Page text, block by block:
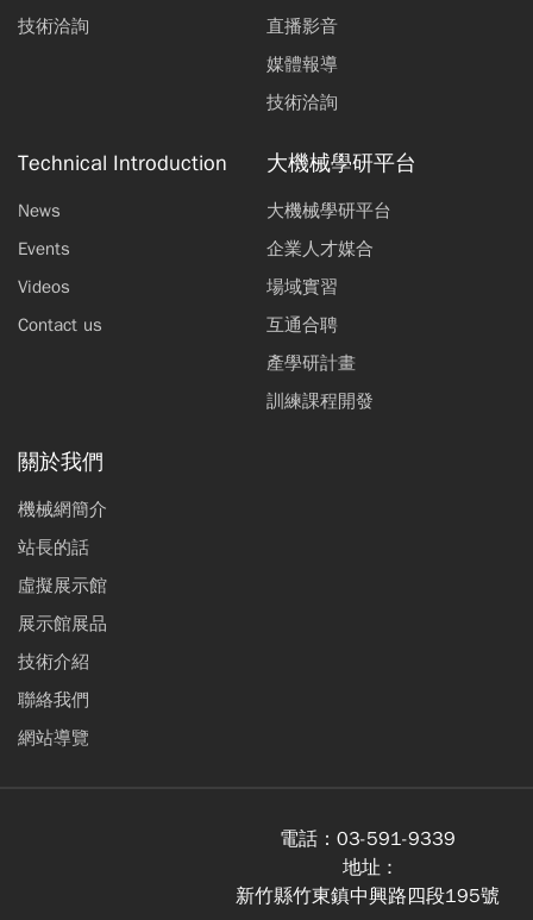
技術洽詢
直播影音
媒體報導
技術洽詢
Technical Introduction
News
Events
Videos
Contact us
大機械學研平台
大機械學研平台
企業人才媒合
場域實習
互通合聘
產學研計畫
訓練課程開發
關於我們
機械網簡介
站長的話
虛擬展示館
展示館展品
技術介紹
聯絡我們
網站導覽
電話： 03-591-9339
地址 :
新竹縣竹東鎮中興路四段195號